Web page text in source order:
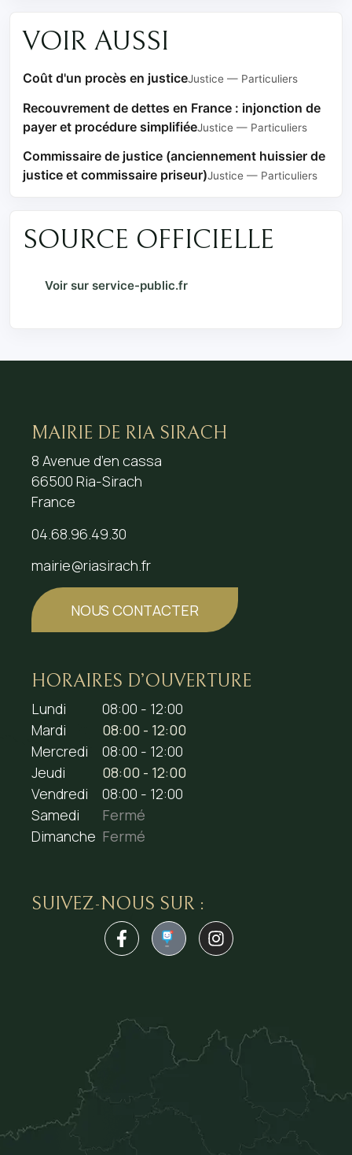
VOIR AUSSI
Coût d'un procès en justiceJustice — Particuliers
Recouvrement de dettes en France : injonction de
payer et procédure simplifiéeJustice — Particuliers
Commissaire de justice (anciennement huissier de
justice et commissaire priseur)Justice — Particuliers
SOURCE OFFICIELLE
Voir sur service-public.fr
MAIRIE DE RIA SIRACH
8 Avenue d’en cassa
66500 Ria-Sirach
France
04.68.96.49.30
mairie@riasirach.fr
NOUS CONTACTER
HORAIRES D’OUVERTURE
Lundi
08:00 - 12:00
Mardi
08:00 - 12:00
Mercredi
08:00 - 12:00
Jeudi
08:00 - 12:00
Vendredi
08:00 - 12:00
Samedi
Fermé
Dimanche Fermé
SUIVEZ-NOUS SUR :
1